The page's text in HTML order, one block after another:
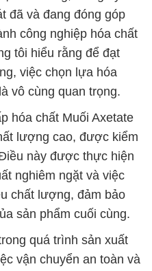
đã và đang đóng góp
công nghiệp hóa chất
tôi hiểu rằng để đạt
việc chọn lựa hóa
vô cùng quan trọng.
hóa chất Muối Axetate
lượng cao, được kiểm
này được thực hiện
nghiêm ngặt và việc
chất lượng, đảm bảo
sản phẩm cuối cùng.
quá trình sản xuất
vận chuyển an toàn và